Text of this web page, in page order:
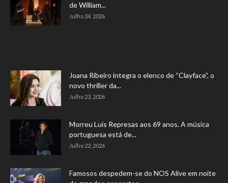
de William...
Julho 24, 2026
Joana Ribeiro integra o elenco de “Clayface”, o
novo thriller da...
Julho 23, 2026
Morreu Luís Represas aos 69 anos. A música
portuguesa está de...
Julho 22, 2026
Famosos despedem-se do NOS Alive em noite